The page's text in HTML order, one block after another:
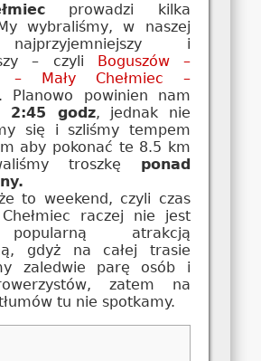
prowadzi kilka
wybraliśmy, w naszej
i
– czyli
Boguszów –
– Mały Chełmiec –
Planowo powinien nam
2:45 godz, jednak nie
się i szliśmy tempem
aby pokonać te 8.5 km
troszkę ponad
to weekend, czyli czas
raczej nie jest
atrakcją
gdyż na całej trasie
zaledwie parę osób i
zatem na
tu nie spotkamy.